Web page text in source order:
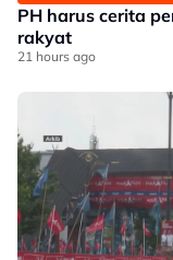
PH harus cerita
rakyat
21 hours ago